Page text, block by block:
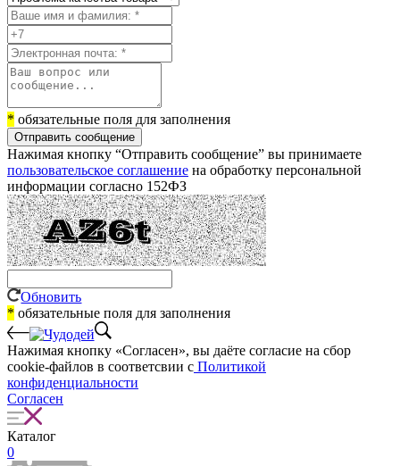
* обязательные поля для заполнения
Отправить сообщение
Нажимая кнопку “Отправить сообщение” вы принимаете
пользовательское соглашение на обработку персональной
информации согласно 152ФЗ
Обновить
* обязательные поля для заполнения
Нажимая кнопку «Согласен», вы даёте cогласие на сбор
cookie-файлов в соответсвии с Политикой
конфиденциальности
Согласен
Каталог
0